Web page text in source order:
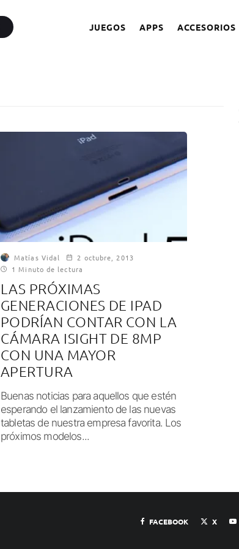
JUEGOS APPS ACCESORIOS
Matías Vidal
2 octubre, 2013
1 Minuto de lectura
LAS PRÓXIMAS
GENERACIONES DE IPAD
PODRÍAN CONTAR CON LA
CÁMARA ISIGHT DE 8MP
CON UNA MAYOR
APERTURA
Buenas noticias para aquellos que estén
esperando el lanzamiento de las nuevas
tabletas de nuestra empresa favorita. Los
próximos modelos...
FACEBOOK X